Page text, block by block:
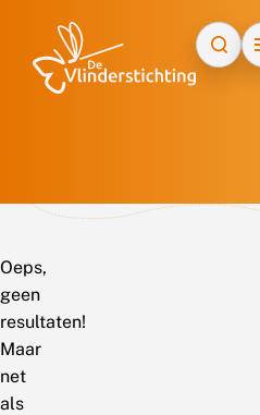
Oeps,
geen
resultaten!
Maar
net
als